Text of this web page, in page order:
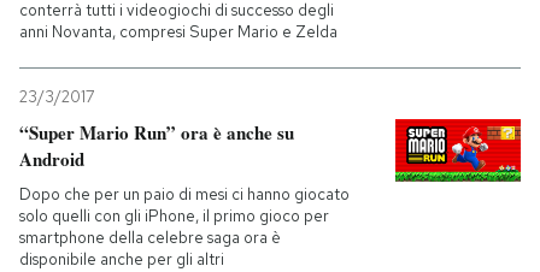
conterrà tutti i videogiochi di successo degli
anni Novanta, compresi Super Mario e Zelda
23/3/2017
“Super Mario Run” ora è anche su
Android
Dopo che per un paio di mesi ci hanno giocato
solo quelli con gli iPhone, il primo gioco per
smartphone della celebre saga ora è
disponibile anche per gli altri